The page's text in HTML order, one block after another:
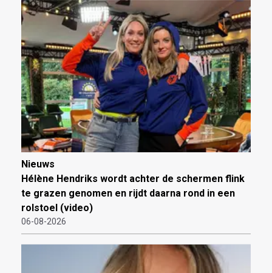
Nieuws
Hélène Hendriks wordt achter de schermen flink
te grazen genomen en rijdt daarna rond in een
rolstoel (video)
06-08-2026